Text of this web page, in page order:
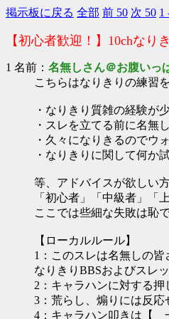
掲示板に戻る 全部 前 50 次 50 1
【初心者歓迎！】10chなり
1 名前： 名無しさん＠お腹いっ
こちらはなりきりの練習
・なりきり質雑の経験が
・スレを立てる前に名無
・久々になりきるのでウ
・なりきりに関して何か
等、アドバイスが欲しい
「初心者」「中級者」「
ここでは些細な失敗は恥
【ローカルルール】
1：このスレは名無しの皆
なりきりBBSおよびスレ
2：キャラハンに対する
3：荒らし、煽りには反応
4：キャラハン叩きは【